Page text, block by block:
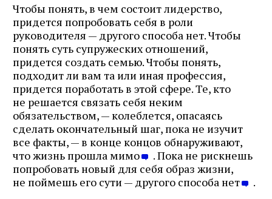
Чтобы понять, в чем состоит лидерство,
придется попробовать себя в роли
руководителя — другого способа нет. Чтобы
понять суть супружеских отношений,
придется создать семью. Чтобы понять,
подходит ли вам та или иная профессия,
придется поработать в этой сфере. Те, кто
не решается связать себя неким
обязательством, — колеблется, опасаясь
сделать окончательный шаг, пока не изучит
все факты, — в конце концов обнаруживают,
что жизнь прошла мимо
. Пока не рискнешь
попробовать новый для себя образ жизни,
не поймешь его сути — другого способа нет
.